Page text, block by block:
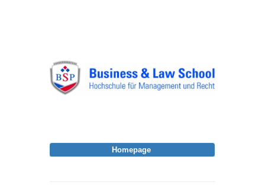
Homepage